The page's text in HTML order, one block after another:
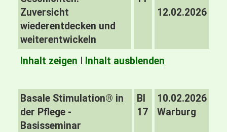
Zuversicht
wiederentdecken und
weiterentwickeln
12.02.2026
Inhalt zeigen Inhalt ausblenden
Basale Stimulation® in
der Pflege -
Basisseminar
BI
17
10.02.2026
Warburg